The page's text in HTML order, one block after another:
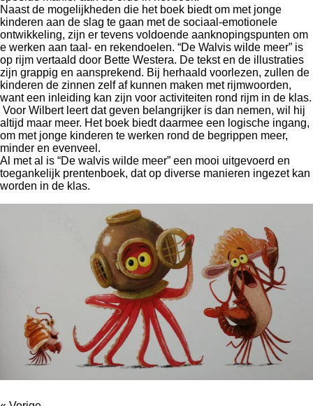
Naast de mogelijkheden die het boek biedt om met jonge
kinderen aan de slag te gaan met de sociaal-emotionele
ontwikkeling, zijn er tevens voldoende aanknopingspunten om
e werken aan taal- en rekendoelen. “De Walvis wilde meer” is
op rijm vertaald door Bette Westera. De tekst en de illustraties
zijn grappig en aansprekend. Bij herhaald voorlezen, zullen de
kinderen de zinnen zelf af kunnen maken met rijmwoorden,
want een inleiding kan zijn voor activiteiten rond rijm in de klas.
Voor Wilbert leert dat geven belangrijker is dan nemen, wil hij
altijd maar meer. Het boek biedt daarmee een logische ingang,
om met jonge kinderen te werken rond de begrippen meer,
minder en evenveel.
Al met al is “De walvis wilde meer” een mooi uitgevoerd en
toegankelijk prentenboek, dat op diverse manieren ingezet kan
worden in de klas.